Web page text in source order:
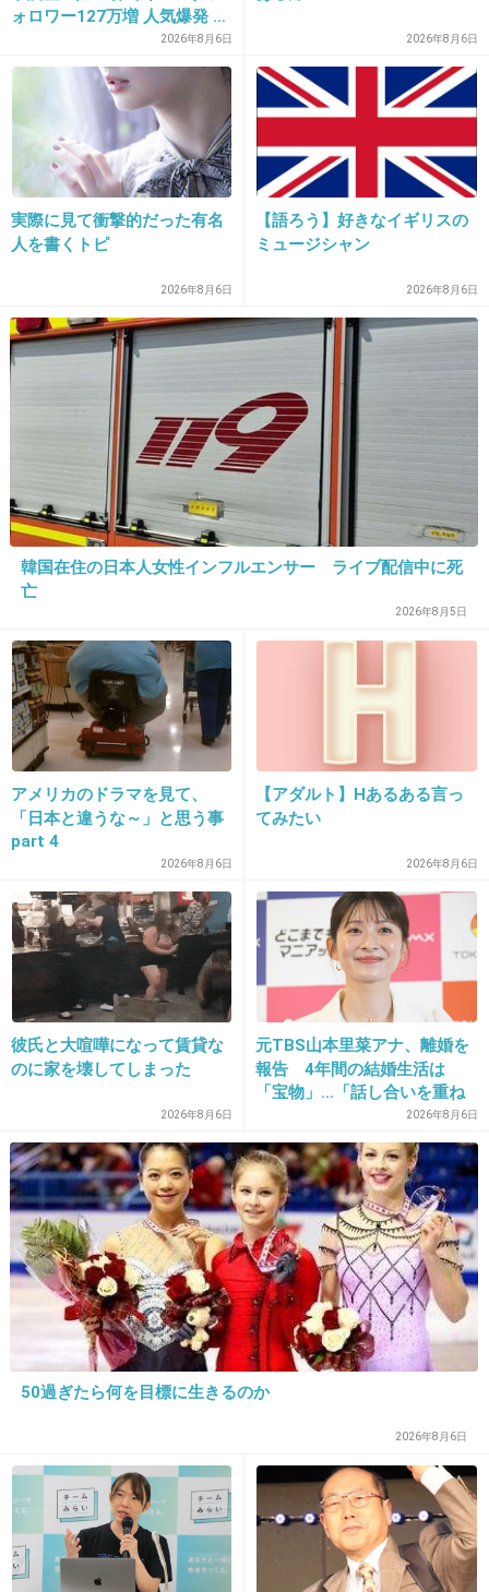
23. 匿名2015/10/10(土) 15:07:33
この人の連載がある女性誌見たけど、子供との
時間を大切にしたいから仕事は極力セーブした
いって書いてた。
他にも意外と庶民的なこと書いてたよ。
テレビで子供に早期教育させたりプリスクール
に通わせてるって芸能人ママの情報を見て心が
ざわついたとか、子供に何をしてあげられるか
競うようにしているお母さんたちもいて不安に
なるとか。
この人あんまり好きじゃなかったけど母親とし
ての話は他にも分かる分かる〜って思えること
結構書いてた。
仕事すりゃ子育てしとけって叩かれるだろう
し、仕事減らせば扱いにくいからって言われ
る。
24. 匿名 2015/10/10(土) 15:08:13
印税でも稼いでそうだけどね
本屋のトップ10にこの人の本まだ入ってるとこかあったか
ら
25. 匿名 2015/10/10(土) 15:15:34
宗教を熱心に信仰しても、お子さんの事とか、
大変な事が起こる。
信仰してたら大丈夫とか言うくせに。
心が弱ってる人につけ込んでくる。
+45 -3
26. 匿名2015/10/10(土) 15:15:37
ゆず北川悠仁の母は宗教法人『かむながらのみ
ち』の教主・北川慈敬。
2011年10月20日、2005年より交際していたゆ
あり、毎年元日に2人で訪問していた山梨にあ
る『かむながらのみち』の総本山である『身曾
岐神社』で挙式を行い、同日夜にFAXで結婚を
発表した。
ォロワー127万増 人気爆発 …
2位 高橋藍 3位 大谷翔平2026年8月6日 2026年8月6日
実際に見て衝撃的だった有名
人を書くトピ
2026年8月6日
【語ろう】好きなイギリスの
ミュージシャン
2026年8月6日
韓国在住の日本人女性インフルエンサー ライブ配信中に死
亡
2026年8月5日
アメリカのドラマを見て、
「日本と違うな～」と思う事
part 4
2026年8月6日
【アダルト】Hあるある言っ
てみたい
2026年8月6日
彼氏と大喧嘩になって賃貸な
のに家を壊してしまった
2026年8月6日
元TBS山本里菜アナ、離婚を
報告 4年間の結婚生活は
「宝物」…「話し合いを重ね
2026年8月6日
50過ぎたら何を目標に生きるのか
2026年8月6日